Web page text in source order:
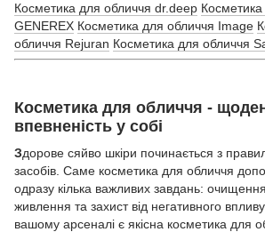
Косметика для обличчя dr.deep
GENEREX Косметика для обличчя Image
обличчя Rejuran Косметика для обличчя
Косметика для обличчя -
впевненість у собі
Здорове сяйво шкіри починається з
засобів. Саме косметика для обличчя
одразу кілька важливих завдань:
живлення та захист від негативного
вашому арсеналі є якісна косметика для